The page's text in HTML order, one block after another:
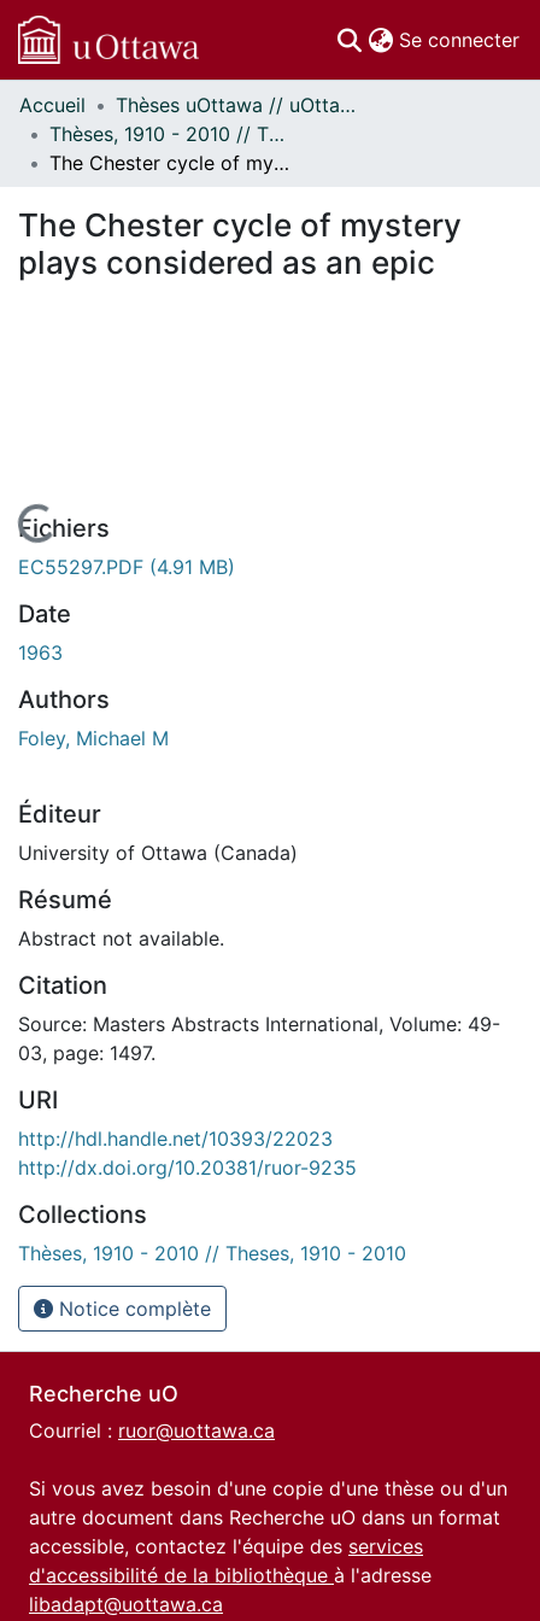
Se connecter
Communautés
et collections
Parcourir
À propos
Accueil
Thèses uOttawa // uOttawa Theses
Thèses, 1910 - 2010 // Theses, 1910 - 2010
The Chester cycle of mystery plays considered as an epic
The Chester cycle of mystery
plays considered as an epic
En cours de chargement...
Fichiers
EC55297.PDF (4.91 MB)
Date
1963
Authors
Foley, Michael M
Éditeur
University of Ottawa (Canada)
Résumé
Abstract not available.
Citation
Source: Masters Abstracts International, Volume: 49-
03, page: 1497.
URI
http://hdl.handle.net/10393/22023
http://dx.doi.org/10.20381/ruor-9235
Collections
Thèses, 1910 - 2010 // Theses, 1910 - 2010
Notice complète
Recherche uO
Courriel : ruor@uottawa.ca
Si vous avez besoin d'une copie d'une thèse ou d'un
autre document dans Recherche uO dans un format
accessible, contactez l'équipe des services
d'accessibilité de la bibliothèque à l'adresse
libadapt@uottawa.ca